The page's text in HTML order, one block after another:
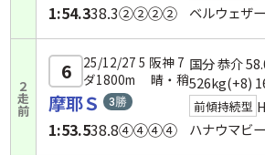
1:54.338.3②②②②
ベルウェザ
２走前
6
25/12/27 5 阪神 7
ダ1800m 晴・稍
摩耶Ｓ
1:53.538.8④④④④
国分 恭介
526kg(+8)
前傾持続型
ハナウマビ